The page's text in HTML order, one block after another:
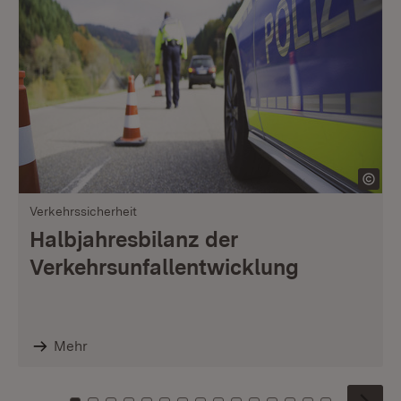
Verkehrssicherheit
Halbjahresbilanz der
Verkehrsunfallentwicklung
Mehr